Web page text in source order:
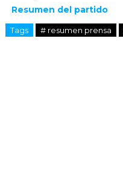
Resumen del partido
Tags # resumen prensa